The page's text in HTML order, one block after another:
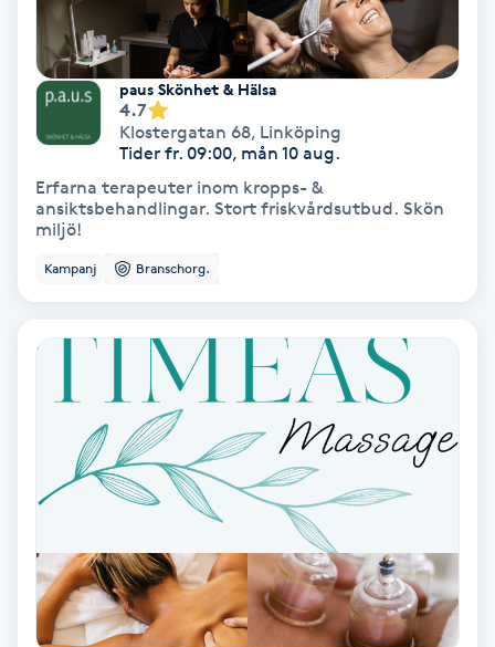
Färgning
Föning
Gel naglar
Gelenaglar
Gellack
Gellack med förstärkning
Gravidmassage
Gravidyoga
Gruppträning
Gua Sha-massage
paus Skönhet & Hälsa
4.7
Klostergatan 68, Linköping
Tider fr. 09:00, mån 10 aug.
Erfarna terapeuter inom kropps- &
ansiktsbehandlingar. Stort friskvårdsutbud. Skön
miljö!
Kampanj Branschorg.